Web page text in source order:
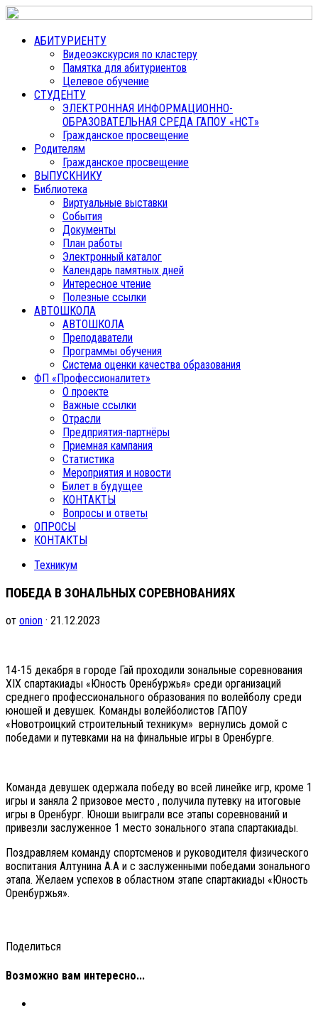
АБИТУРИЕНТУ
Видеоэкскурсия по кластеру
Памятка для абитуриентов
Целевое обучение
СТУДЕНТУ
ЭЛЕКТРОННАЯ ИНФОРМАЦИОННО-
ОБРАЗОВАТЕЛЬНАЯ СРЕДА ГАПОУ «НСТ»
Гражданское просвещение
Родителям
Гражданское просвещение
ВЫПУСКНИКУ
Библиотека
Виртуальные выставки
События
Документы
План работы
Электронный каталог
Календарь памятных дней
Интересное чтение
Полезные ссылки
АВТОШКОЛА
АВТОШКОЛА
Преподаватели
Программы обучения
Система оценки качества образования
ФП «Профессионалитет»
О проекте
Важные ссылки
Отрасли
Предприятия-партнёры
Приемная кампания
Статистика
Мероприятия и новости
Билет в будущее
КОНТАКТЫ
Вопросы и ответы
ОПРОСЫ
КОНТАКТЫ
Техникум
ПОБЕДА В ЗОНАЛЬНЫХ СОРЕВНОВАНИЯХ
от onion · 21.12.2023
14-15 декабря в городе Гай проходили зональные соревнования
XIX спартакиады «Юность Оренбуржья» среди организаций
среднего профессионального образования по волейболу среди
юношей и девушек. Команды волейболистов ГАПОУ
«Новотроицкий строительный техникум» вернулись домой с
победами и путевками на на финальные игры в Оренбурге.
Команда девушек одержала победу во всей линейке игр, кроме 1
игры и заняла 2 призовое место , получила путевку на итоговые
игры в Оренбург. Юноши выиграли все этапы соревнований и
привезли заслуженное 1 место зонального этапа спартакиады.
Поздравляем команду спортсменов и руководителя физического
воспитания Алтунина А.А и с заслуженными победами зонального
этапа. Желаем успехов в областном этапе спартакиады «Юность
Оренбуржья».
Поделиться
Возможно вам интересно...